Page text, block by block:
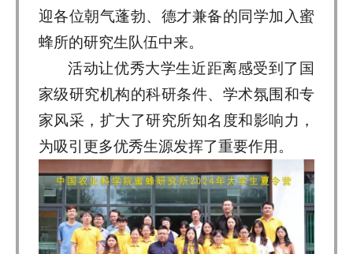
迎各位朝气蓬勃、德才兼备的同学加入蜜
蜂所的研究生队伍中来。
活动让优秀大学生近距离感受到了国
家级研究机构的科研条件、学术氛围和专
家风采，扩大了研究所知名度和影响力，
为吸引更多优秀生源发挥了重要作用。